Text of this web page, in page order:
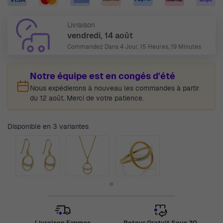
Livraison
vendredi, 14 août
Commandez Dans4 Jour, 15 Heures, 19 Minutes
Notre équipe est en congés d'été
Nous expédierons à nouveau les commandes à partir
du 12 août. Merci de votre patience.
Disponible en 3 variantes